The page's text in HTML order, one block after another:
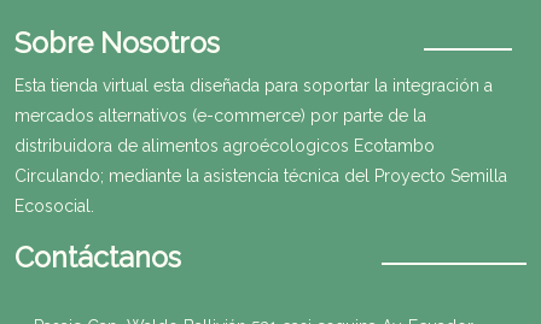
Sobre Nosotros
Esta tienda virtual esta diseñada para soportar la integración a
mercados alternativos (e-commerce) por parte de la
distribuidora de alimentos agroécologicos Ecotambo
Circulando; mediante la asistencia técnica del Proyecto Semilla
Ecosocial.
Contáctanos